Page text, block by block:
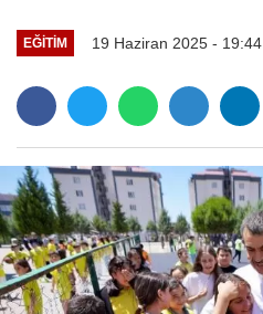
EĞİTİM 19 Haziran 2025 - 19:44